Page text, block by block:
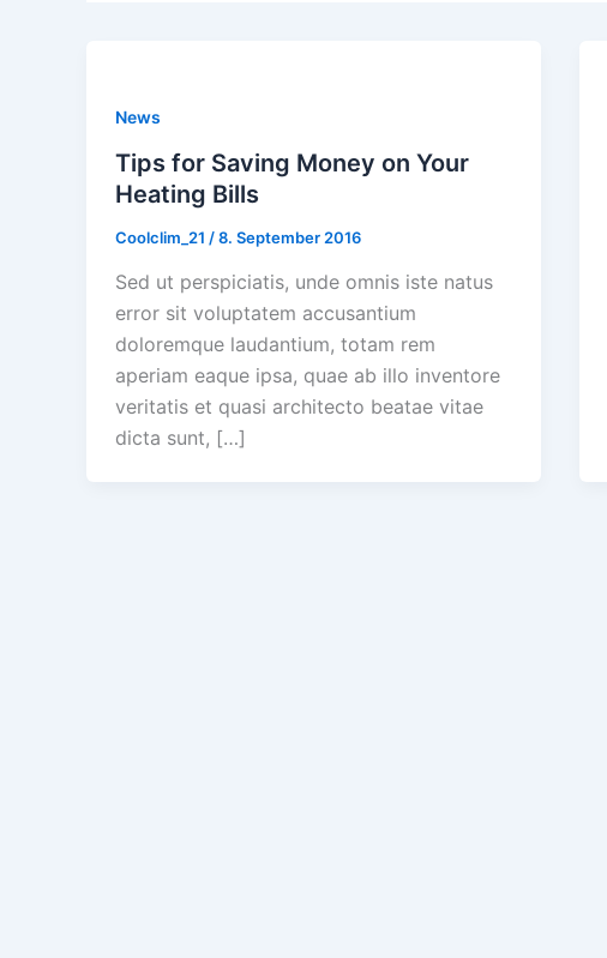
News
Tips for Saving Money on Your
Heating Bills
Coolclim_21 /8. September 2016
Sed ut perspiciatis, unde omnis iste natus
error sit voluptatem accusantium
doloremque laudantium, totam rem
aperiam eaque ipsa, quae ab illo inventore
veritatis et quasi architecto beatae vitae
dicta sunt, […]